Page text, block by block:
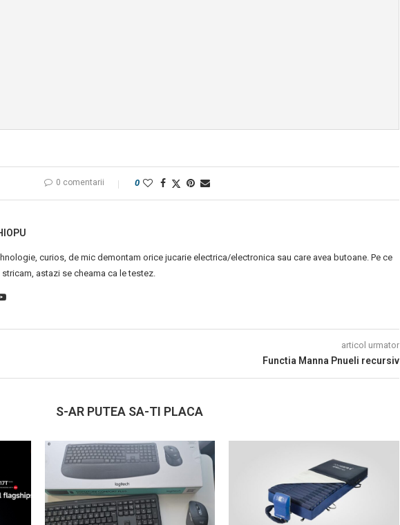
0 comentarii 0
curios, de mic demontam orice jucarie electrica/electronica sau care avea butoane. Pe ce
astazi se cheama ca le testez.
articol urmator
Functia Manna Pnueli recursiv
S-AR PUTEA SA-TI PLACA